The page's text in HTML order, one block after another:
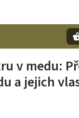
v medu:
a jejich